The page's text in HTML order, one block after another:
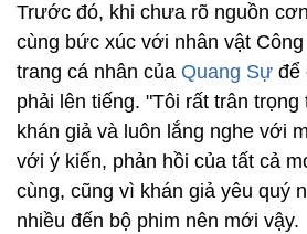
Trước đó, khi chưa rõ nguồn
cùng bức xúc với nhân vật
trang cá nhân của Quang Sự để
phải lên tiếng. "Tôi rất trân
khán giả và luôn lắng nghe với
với ý kiến, phản hồi của tất cả
cùng, cũng vì khán giả yêu quý
nhiều đến bộ phim nên mới vậy.